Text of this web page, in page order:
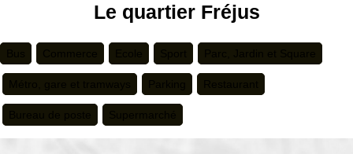
Le quartier Fréjus